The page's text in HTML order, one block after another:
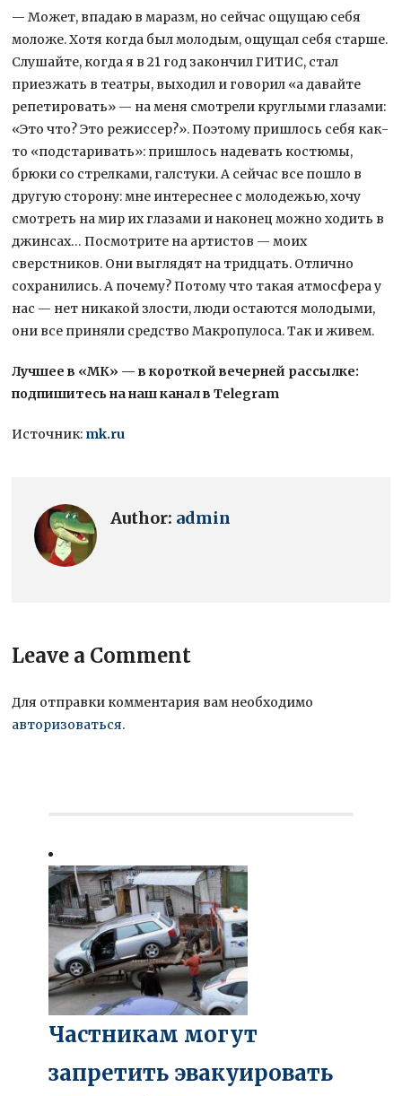
— Может, впадаю в маразм, но сейчас ощущаю себя
моложе. Хотя когда был молодым, ощущал себя старше.
Слушайте, когда я в 21 год закончил ГИТИС, стал
приезжать в театры, выходил и говорил «а давайте
репетировать» — на меня смотрели круглыми глазами:
«Это что? Это режиссер?». Поэтому пришлось себя как-
то «подстаривать»: пришлось надевать костюмы,
брюки со стрелками, галстуки. А сейчас все пошло в
другую сторону: мне интереснее с молодежью, хочу
смотреть на мир их глазами и наконец можно ходить в
джинсах… Посмотрите на артистов — моих
сверстников. Они выглядят на тридцать. Отлично
сохранились. А почему? Потому что такая атмосфера у
нас — нет никакой злости, люди остаются молодыми,
они все приняли средство Макропулоса. Так и живем.
Лучшее в «МК» — в короткой вечерней рассылке:
подпишитесь на наш канал в Telegram
Источник: mk.ru
Author: admin
Leave a Comment
Для отправки комментария вам необходимо
авторизоваться.
Частникам могут
запретить эвакуировать